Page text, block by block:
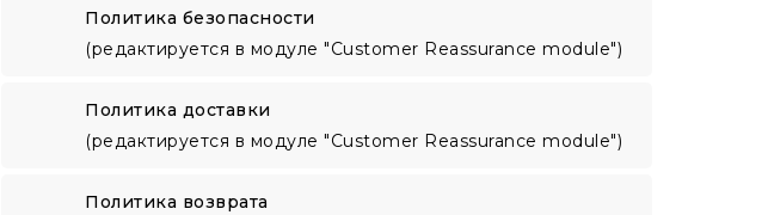
Политика безопасности
(редактируется в модуле "Customer Reassurance module")
Политика доставки
(редактируется в модуле "Customer Reassurance module")
Политика возврата